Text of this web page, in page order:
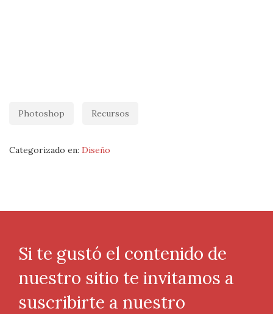
Photoshop Recursos
Categorizado en: Diseño
Si te gustó el contenido de
nuestro sitio te invitamos a
suscribirte a nuestro